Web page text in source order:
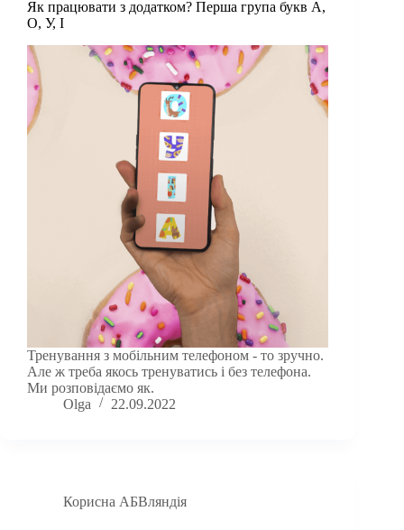
Як працювати з додатком? Перша група букв А,
О, У, І
Тренування з мобільним телефоном - то зручно.
Але ж треба якось тренуватись і без телефона.
Ми розповідаємо як.
Olga
22.09.2022
Корисна АБВляндія